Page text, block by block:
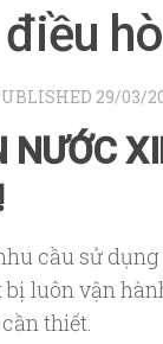
29/03/
NƯỚC
cầu sử
bị luôn vận
thiết.